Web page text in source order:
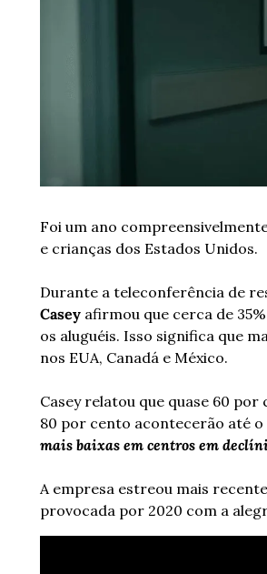
Foi um ano
e crianças dos Estados Unidos.
Durante a teleconferência de
Casey afirmou que cerca de
os aluguéis. Isso significa que
nos EUA, Canadá e México.
Casey relatou que quase 60
80 por cento acontecerão até o
mais baixas em centros em
A empresa estreou mais
provocada por 2020 com a